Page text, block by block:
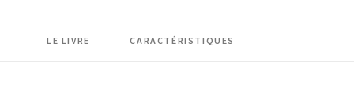
LE LIVRE CARACTÉRISTIQUES